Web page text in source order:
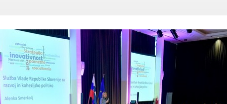
EU projekt, moj projekt
Fotogalerija in videi
COVID19